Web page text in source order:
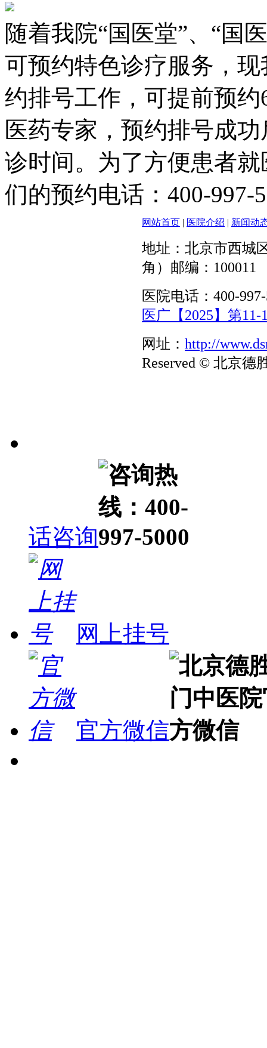
随着我院“国医堂”、“国
可预约特色诊疗服务，
约排号工作，可提前预
医药专家，预约排号成
诊时间。为了方便患者
们的预约电话： 400-997-
网站首页 | 医院介绍 | 新闻动
地址：北京市西城
角）邮编：100011
医院电话：400-
医广【2025】第11-
网址： http://
Reserved © 北京德
话咨询
网上挂号
官方微信